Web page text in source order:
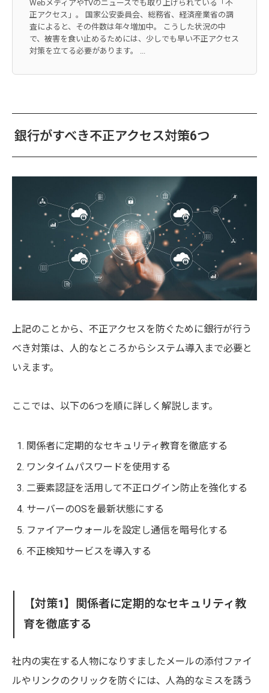
WebメディアやTVのニュースでも取り上げられている「不
正アクセス」。 国家公安委員会、総務省、経済産業省の調
査によると、その件数は年々増加中。 こうした状況の中
で、被害を食い止めるためには、少しでも早い不正アクセス
対策を立てる必要があります。 ...
銀行がすべき不正アクセス対策6つ
上記のことから、不正アクセスを防ぐために銀行が行う
べき対策は、人的なところからシステム導入まで必要と
いえます。
ここでは、以下の6つを順に詳しく解説します。
関係者に定期的なセキュリティ教育を徹底する
ワンタイムパスワードを使用する
二要素認証を活用して不正ログイン防止を強化する
サーバーのOSを最新状態にする
ファイアーウォールを設定し通信を暗号化する
不正検知サービスを導入する
【対策1】関係者に定期的なセキュリティ教
育を徹底する
社内の実在する人物になりすましたメールの添付ファイ
ルやリンクのクリックを防ぐには、人為的なミスを誘う